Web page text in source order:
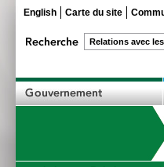
English Carte du site